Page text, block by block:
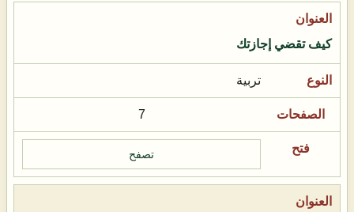
كيف تقضي إجازتك
تربية
7
تصفح